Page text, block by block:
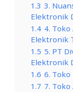
1.3 3.
Elektronik
1.4 4.
Elektronik
1.5 5. PT
Elektronik
1.6 6.
1.7 7. Toko